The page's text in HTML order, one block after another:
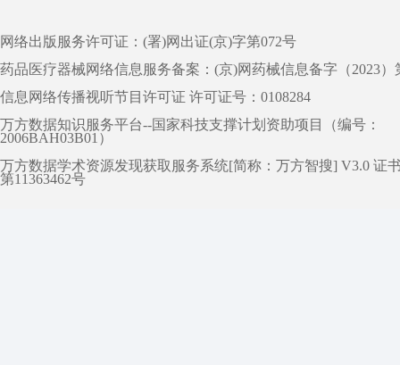
网络出版服务许可证：(署)网出证(京)字第072号
药品医疗器械网络信息服务备案：(京)网药械信息备字（2023）
信息网络传播视听节目许可证 许可证号：0108284
万方数据知识服务平台--国家科技支撑计划资助项目（编号：
2006BAH03B01）
万方数据学术资源发现获取服务系统[简称：万方智搜] V3.0 证
第11363462号